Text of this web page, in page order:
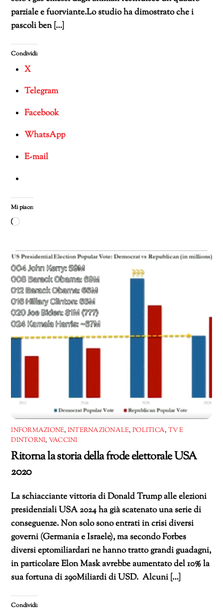
parziale e fuorviante.Lo studio ha dimostrato che i
pascoli ben […]
Condividi:
X
Telegram
Facebook
WhatsApp
E-mail
Mi piace:
Caricamento
corso…
INFORMAZIONE, INTERNAZIONALE, POLITICA, TV E
DINTORNI, VACCINI
Ritorna la storia della frode elettorale USA
2020
La schiacciante vittoria di Donald Trump alle elezioni
presidenziali USA 2024 ha già scatenato una serie di
conseguenze. Non solo sono entrati in crisi diversi
governi (Germania e Israele), ma secondo Forbes
diversi eptomiliardari ne hanno tratto grandi guadagni,
in particolare Elon Mask avrebbe aumentato del 10% la
sua fortuna di 290Miliardi di USD. Alcuni […]
Condividi: